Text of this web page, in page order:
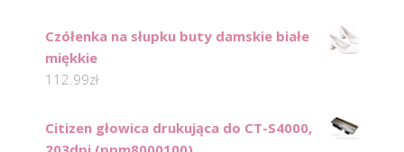
Czółenka na słupku buty damskie białe
miękkie
112.99zł
Citizen głowica drukująca do CT-S4000,